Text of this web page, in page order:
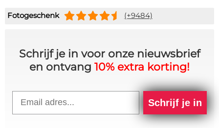
Fotogeschenk (+9484)
Schrijf je in voor onze nieuwsbrief
en ontvang 10% extra korting!
Schrijf je in